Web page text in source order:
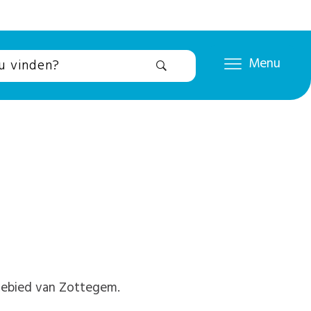
Menu
van Zottegem.